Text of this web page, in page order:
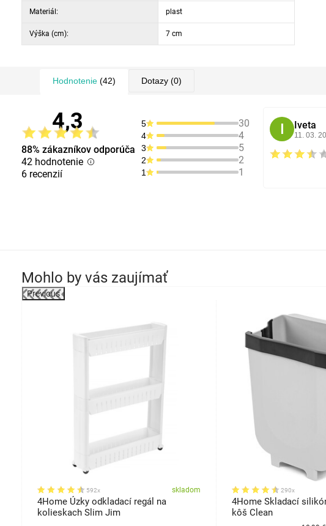
Materiál: plast
Výška (cm): 7 cm
Hodnotenie (42) Dotazy (0)
4,3
88% zákazníkov odporúča
42 hodnotenie
6 recenzií
5 30
4 4
3 5
2 2
1 1
I Iveta
11. 03.
Mohlo by vás zaujímať
Previous
592x skladom
4Home Úzky odkladací regál na
kolieskach Slim Jim
290x
4Home Skladací
kôš Clean